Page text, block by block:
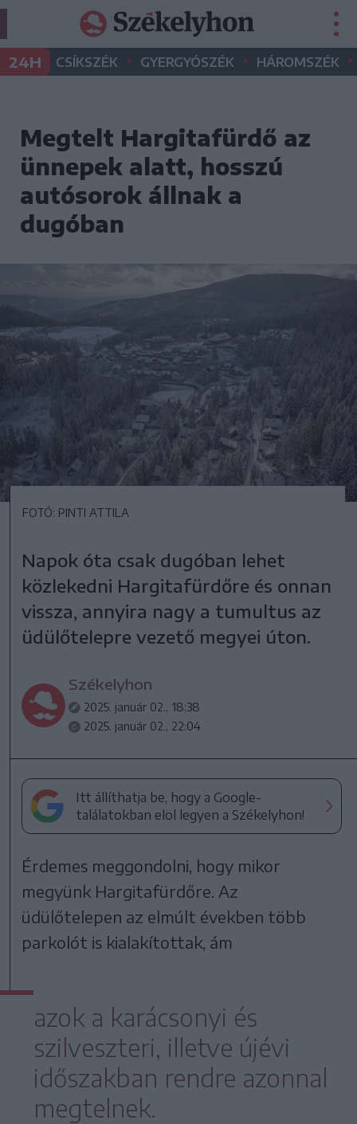
24H CSÍKSZÉK • GYERGYÓSZÉK • HÁROMSZÉK •
Megtelt Hargitafürdő az
ünnepek alatt, hosszú
autósorok állnak a
dugóban
FOTÓ: PINTI ATTILA
Napok óta csak dugóban lehet
közlekedni Hargitafürdőre és onnan
vissza, annyira nagy a tumultus az
üdülőtelepre vezető megyei úton.
Székelyhon
2025. január 02., 18:38
2025. január 02., 22:04
Itt állíthatja be, hogy a Google-
találatokban elöl legyen a Székelyhon!
Érdemes meggondolni, hogy mikor
megyünk Hargitafürdőre. Az
üdülőtelepen az elmúlt években több
parkolót is kialakítottak, ám
azok a karácsonyi és
szilveszteri, illetve újévi
időszakban rendre azonnal
megtelnek.